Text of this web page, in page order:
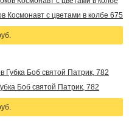
Космонавт с цветами в колбе 675
Боб святой Патрик, 782